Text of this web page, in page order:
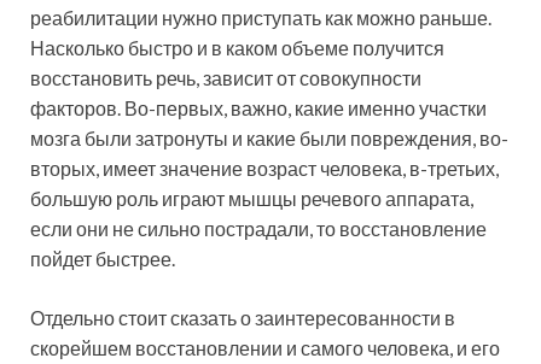
реабилитации нужно приступать как можно раньше.
Насколько быстро и в каком объеме получится
восстановить речь, зависит от совокупности
факторов. Во-первых, важно, какие именно участки
мозга были затронуты и какие были повреждения, во-
вторых, имеет значение возраст человека, в-третьих,
большую роль играют мышцы речевого аппарата,
если они не сильно пострадали, то восстановление
пойдет быстрее.
Отдельно стоит сказать о заинтересованности в
скорейшем восстановлении и самого человека, и его